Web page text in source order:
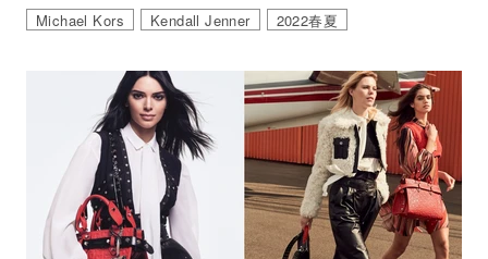
Michael Kors Kendall Jenner 2022春夏